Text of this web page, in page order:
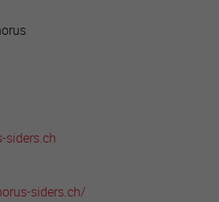
siders.ch
siders.ch/